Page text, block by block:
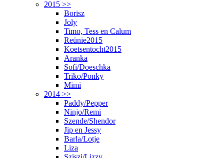
2015 >>
Borisz
Joly
Timo, Tess en Calum
Reünie2015
Koetsentocht2015
Aranka
Sofi/Doeschka
Triko/Ponky
Mimi
2014 >>
Paddy/Pepper
Ninjo/Remi
Szende/Shendor
Jip en Jessy
Barla/Lotje
Liza